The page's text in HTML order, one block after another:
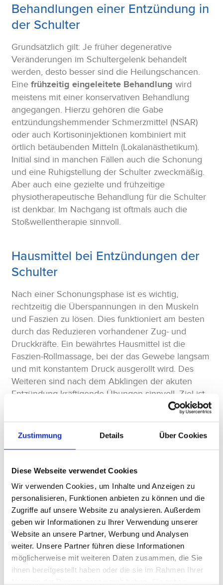
Zustimmung Details Über Cookies
Diese Webseite verwendet Cookies
Wir verwenden Cookies, um Inhalte und Anzeigen zu
personalisieren, Funktionen anbieten zu können und die
Zugriffe auf unsere Website zu analysieren. Außerdem
geben wir Informationen zu Ihrer Verwendung unserer
Website an unsere Partner, Werbung und Analysen
weiter. Unsere Partner führen diese Informationen
möglicherweise mit weiteren Daten zusammen, die Sie
ihnen bereitgestellt haben oder die sie im Rahmen Ihrer
Behandlungen einer Entzündung in
der Schulter
Grundsätzlich gilt: Je früher degenerative
Veränderungen im Schultergelenk behandelt
werden, desto besser sind die Heilungschancen.
Eine frühzeitig eingeleitete Behandlung wird
meistens mit einer konservativen Behandlung
angegangen. Hierzu gehören die Gabe
entzündungshemmender Schmerzmittel (NSAR)
oder auch Kortisoninjektionen kombiniert mit
örtlich betäubenden Mitteln (Lokalanästhetikum).
Initial sind in manchen Fällen auch die Schonung
und eine Ruhigstellung der Schulter zweckmäßig.
Aber auch eine gezielte und frühzeitige
physiotherapeutische Behandlung für die Schulter
ist denkbar. Im Nachgang ist oftmals auch die
Stoßwellentherapie sinnvoll.
Hausmittel bei Entzündungen der
Schulter
Nach einer Schonungsphase ist es wichtig,
rechtzeitig die Überspannungen in den Muskeln
und Faszien zu lösen. Dies funktioniert am besten
durch das Reduzieren vorhandener Zug- und
Druckkräfte. Ein bewährtes Hausmittel ist die
Faszien-Rollmassage, bei der das Gewebe langsam
und mit konstantem Druck ausgerollt wird. Des
Weiteren sind nach dem Abklingen der akuten
Entzündung kräftigende Übungen sinnvoll. Ziel ist
es nämlich, eine Einsteifung der Schulter zu
Muskulatur eine zukünftige mechanische Belastung
Operation
Führen konservative Behandlungsmaßnahmen und
Hausmittelzu keinem zufriedenstellenden
Ergebnis, kann eine Operation erforderlich werden.
Dabei wird bei andauernden Beschwerden
aufgrund einer Schleimbeutelentzündung die
arthroskopische Entfernung des Schleimbeutels
(Bursektomie) empfohlen.